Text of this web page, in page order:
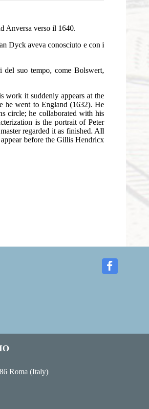
Anversa verso il 1640.
Dyck aveva conosciuto e con i
del suo tempo, come Bolswert,
work it suddenly appears at the
he went to England (1632). He
circle; he collaborated with his
is the portrait of Peter
regarded it as finished. All
before the Gillis Hendricx
Roma (Italy)